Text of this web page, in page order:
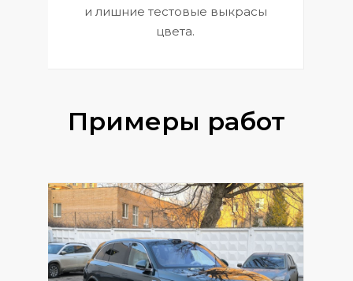
и лишние тестовые выкрасы
цвета.
Примеры работ